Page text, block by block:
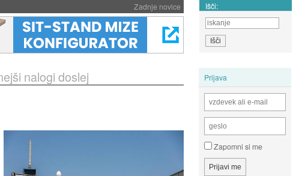
Zadnje novice Išči:
Prijava
Zapomni si me
nalogi doslej